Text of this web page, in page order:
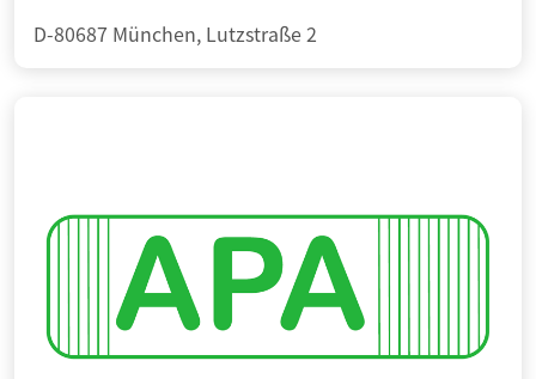
D-80687 München, Lutzstraße 2